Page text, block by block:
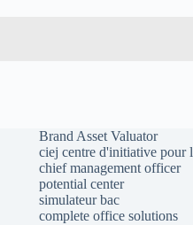
Brand Asset Valuator
ciej centre d'initiative pour
chief management officer
potential center
simulateur bac
complete office solutions